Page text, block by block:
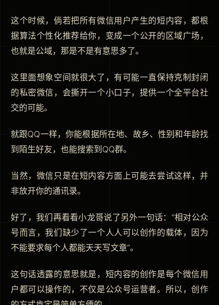
这个时候，倘若把所有微信用户产生的短内容，都根
据算法个性化推荐给你，变成一个公开的区域广场，
也就是公域，那是不是有意思多了。
这里面想象空间就很大了，有可能一直保持克制封闭
的私密微信，会撕开一个小口子，提供一个全平台社
交的可能。
就跟QQ一样，你能根据所在地、故乡、性别和年龄找
到陌生好友，也能搜索到QQ群。
当然，微信只是在短内容方面上可能去尝试这样，并
非放开你的通讯录。
好了，我们再看看小龙哥说了另外一句话：“相对公众
号而言，我们缺少了一个人人可以创作的载体，因为
不能要求每个人都能天天写文章”。
这句话透露的意思就是，短内容的创作是每个微信用
户都可以操作的，不仅是公众号运营者。所以，创作